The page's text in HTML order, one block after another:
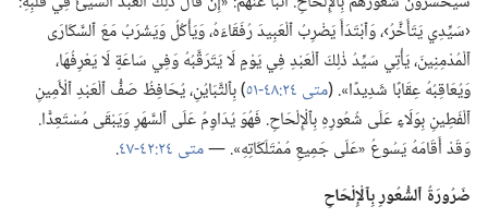
‹سَيِّدِي يَتَأَخَّرُ›،‏ وَٱبْتَدَأَ يَضْرِبُ ٱلْعَبِيدَ رُفَقَاءَهُ،‏ وَيَأْكُلُ وَيَشْرَبُ مَعَ ٱلسَّكَارَى
ٱلْمُدْمِنِينَ،‏ يَأْتِي سَيِّدُ ذٰلِكَ ٱلْعَبْدِ فِي يَوْمٍ لَا يَتَرَقَّبُهُ وَفِي سَاعَةٍ لَا يَعْرِفُهَا،‏
وَيُعَاقِبُهُ عِقَابًا شَدِيدًا».‏ (‏متى ٢٤:‏٤٨-‏٥١
‏)‏ بِٱلتَّبَايُنِ،‏ يُحَافِظُ صَفُّ ٱلْعَبْدِ ٱلْأَمِينِ
ٱلْفَطِينِ بِوَلَاءٍ عَلَى شُعُورِهِ بِٱلْإِلْحَاحِ.‏ فَهُوَ يُدَاوِمُ عَلَى ٱلسَّهَرِ وَيَبْقَى مُسْتَعِدًّا.‏
وَقَدْ أَقَامَهُ يَسُوعُ «عَلَى جَمِيعِ مُمْتَلَكَاتِهِ».‏ —‏متى ٢٤:‏٤٢-‏٤٧
‏.‏
ضَرُورَةُ ٱلشُّعُورِ بِٱلْإِلْحَاحِ